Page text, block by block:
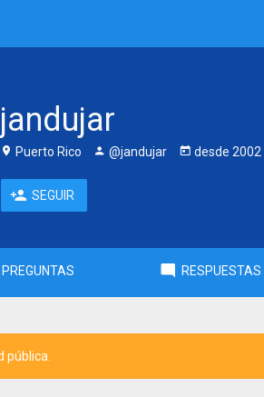
jandujar
Puerto Rico @jandujar desde 2002
SEGUIR
PREGUNTAS RESPUESTAS
pública.